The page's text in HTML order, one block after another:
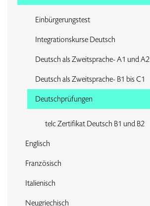
Einbürgerungstest
Integrationskurse Deutsch
Deutsch als Zweitsprache- A1 und A2
Deutsch als Zweitsprache- B1 bis C1
Deutschprüfungen
telc Zertifikat Deutsch B1 und B2
Englisch
Französisch
Italienisch
Neugriechisch